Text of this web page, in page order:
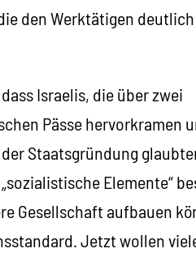
den Werktätigen
Israelis, die über zwei
Pässe hervorkramen
Staatsgründung
Elemente“
Gesellschaft aufbauen
Jetzt wollen